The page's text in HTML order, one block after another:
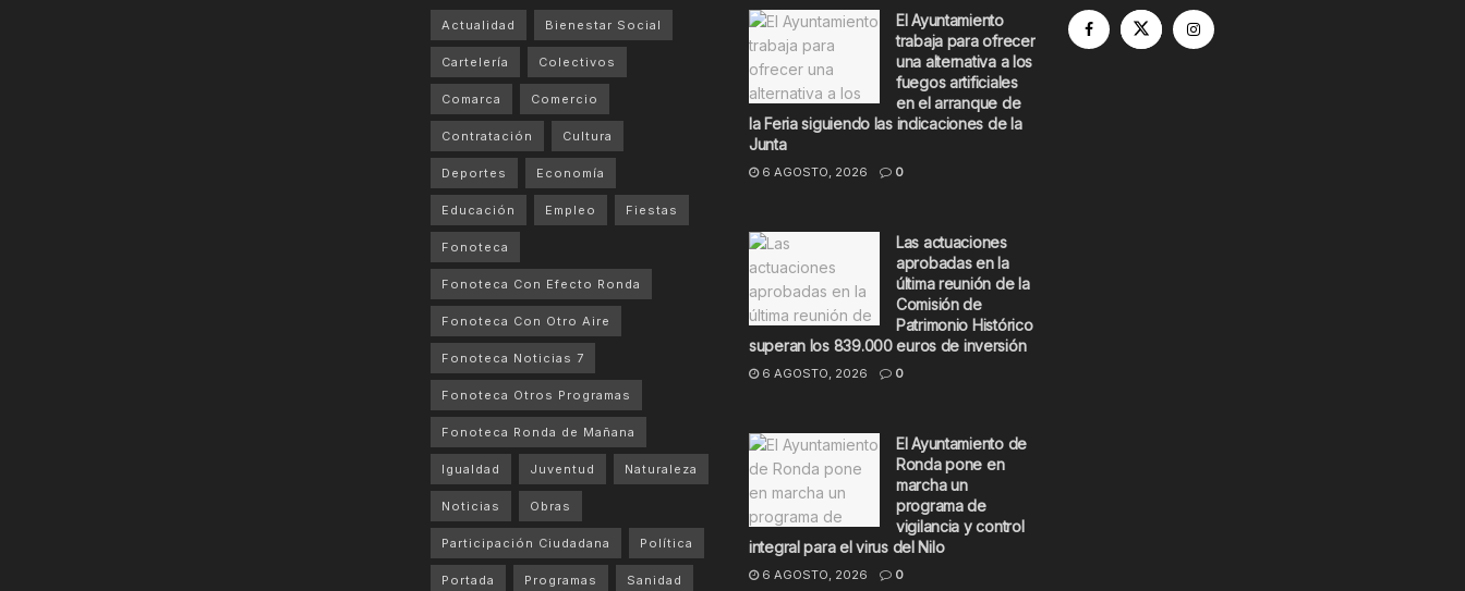
Actualidad Bienestar Social
Cartelería Colectivos
Comarca Comercio
Contratación Cultura
Deportes Economía
Educación Empleo Fiestas
Fonoteca
Fonoteca Con Efecto Ronda
Fonoteca Con Otro Aire
Fonoteca Noticias 7
Fonoteca Otros Programas
Fonoteca Ronda de Mañana
Igualdad Juventud Naturaleza
Noticias Obras
Participación Ciudadana Política
Portada Programas Sanidad
El Ayuntamiento
trabaja para ofrecer
una alternativa a los
fuegos artificiales
en el arranque de
la Feria siguiendo las indicaciones de la
Junta
6 AGOSTO, 2026 0
Las actuaciones
aprobadas en la
última reunión de la
Comisión de
Patrimonio Histórico
superan los 839.000 euros de inversión
6 AGOSTO, 2026 0
El Ayuntamiento de
Ronda pone en
marcha un
programa de
vigilancia y control
integral para el virus del Nilo
6 AGOSTO, 2026 0